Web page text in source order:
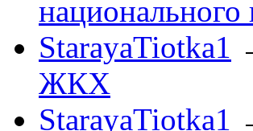
национального
StarayaTiotka1
ЖКХ
StarayaTiotka1